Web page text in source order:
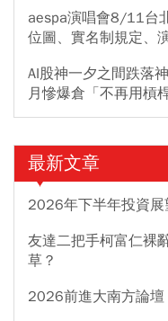
aespa演唱會8/11台
位圖、實名制規定、
AI股神一夕之間跌落
月慘爆倉「不再用槓
最新文章
2026年下半年投資
友達二把手柯富仁裸
草？
2026前進大南方論壇